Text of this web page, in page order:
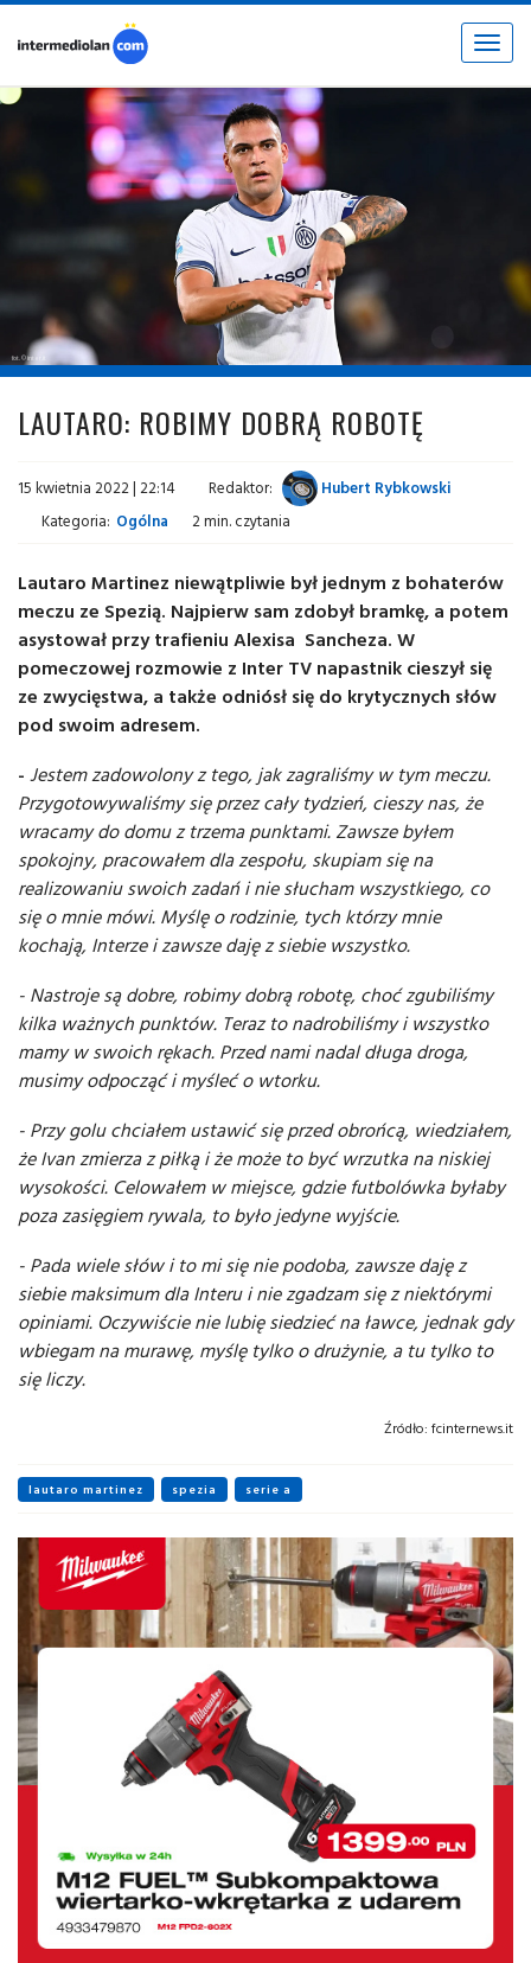
Toggle
fot. © inter.it
LAUTARO: ROBIMY DOBRĄ ROBOTĘ
15 kwietnia 2022 | 22:14 Redaktor:
Hubert Rybkowski
Kategoria: Ogólna 2 min. czytania
Lautaro Martinez niewątpliwie był jednym z bohaterów
meczu ze Spezią. Najpierw sam zdobył bramkę, a potem
asystował przy trafieniu Alexisa Sancheza. W
pomeczowej rozmowie z Inter TV napastnik cieszył się
ze zwycięstwa, a także odniósł się do krytycznych słów
pod swoim adresem.
- Jestem zadowolony z tego, jak zagraliśmy w tym meczu.
Przygotowywaliśmy się przez cały tydzień, cieszy nas, że
wracamy do domu z trzema punktami. Zawsze byłem
spokojny, pracowałem dla zespołu, skupiam się na
realizowaniu swoich zadań i nie słucham wszystkiego, co
się o mnie mówi. Myślę o rodzinie, tych którzy mnie
kochają, Interze i zawsze daję z siebie wszystko.
- Nastroje są dobre, robimy dobrą robotę, choć zgubiliśmy
kilka ważnych punktów. Teraz to nadrobiliśmy i wszystko
mamy w swoich rękach. Przed nami nadal długa droga,
musimy odpocząć i myśleć o wtorku.
- Przy golu chciałem ustawić się przed obrońcą, wiedziałem,
że Ivan zmierza z piłką i że może to być wrzutka na niskiej
wysokości. Celowałem w miejsce, gdzie futbolówka byłaby
poza zasięgiem rywala, to było jedyne wyjście.
- Pada wiele słów i to mi się nie podoba, zawsze daję z
siebie maksimum dla Interu i nie zgadzam się z niektórymi
opiniami. Oczywiście nie lubię siedzieć na ławce, jednak gdy
wbiegam na murawę, myślę tylko o drużynie, a tu tylko to
się liczy.
Źródło: fcinternews.it
lautaro martinez spezia serie a